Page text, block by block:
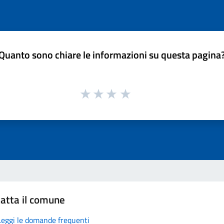
sono chiare le informazioni su questa
il comune
le domande frequenti